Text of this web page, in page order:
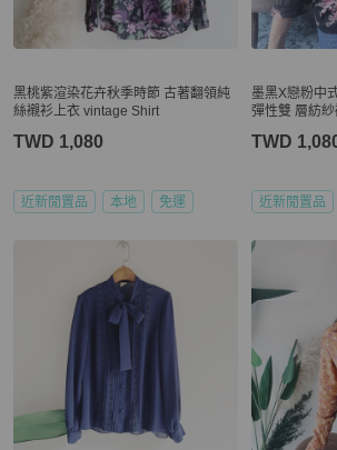
黑桃紫渲染花卉秋季時節 古著翻領純
絲襯衫上衣 vintage Shirt
TWD 1,080
近新閒置品 本地 免運
墨黑X戀粉中
彈性雙 層紡
TWD
近新閒置品